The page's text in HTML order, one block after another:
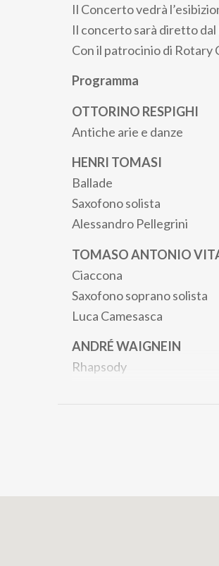
Il Concerto vedrà
Il concerto sarà diretto dal
Con il patrocinio di Rotary
Programma
OTTORINO RESPIGHI
Antiche arie e danze
HENRI TOMASI
Ballade
Saxofono solista
Alessandro Pellegrini
TOMASO ANTONIO
Ciaccona
Saxofono soprano solista
Luca Camesasca
ANDRÉ WAIGNEIN
Rhapsody
Con la preziosa